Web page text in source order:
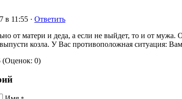
в 11:55 · Ответить
от матери и деда, а если не выйдет, то и от
козла. У Вас противоположная ситуация:
(Оценок: 0)